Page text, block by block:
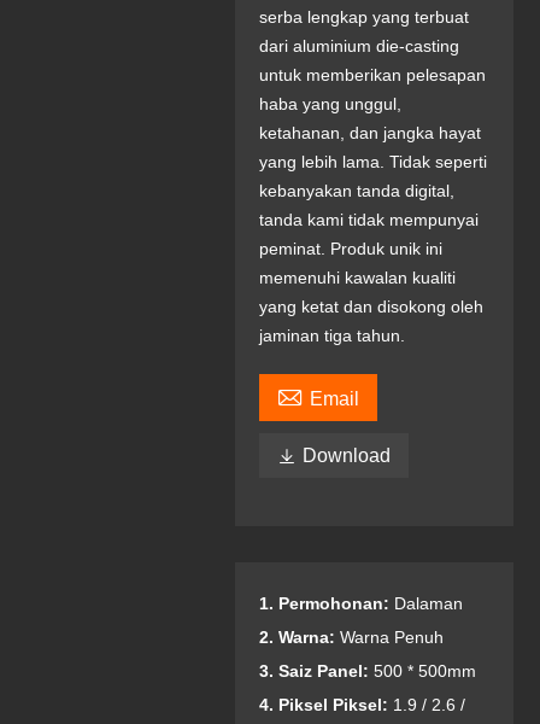
serba lengkap yang terbuat
dari aluminium die-casting
untuk memberikan pelesapan
haba yang unggul,
ketahanan, dan jangka hayat
yang lebih lama. Tidak seperti
kebanyakan tanda digital,
tanda kami tidak mempunyai
peminat. Produk unik ini
memenuhi kawalan kualiti
yang ketat dan disokong oleh
jaminan tiga tahun.
 Email
 Download
1. Permohonan: Dalaman
2. Warna: Warna Penuh
3. Saiz Panel: 500 * 500mm
4. Piksel Piksel: 1.9 / 2.6 /